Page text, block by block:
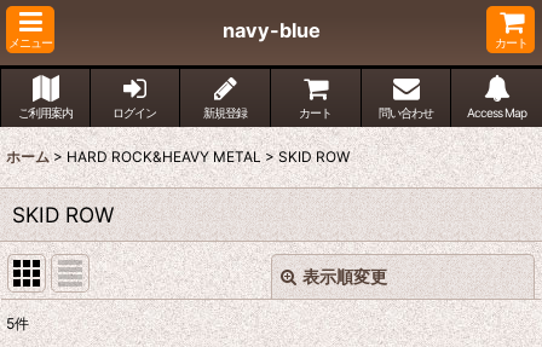
メニュー
navy-blue
カート
ご利用案内 ログイン 新規登録 カート 問い合わせ Access Map
ホーム > HARD ROCK&HEAVY METAL > SKID ROW
SKID ROW
表示順変更 閉じる
5件